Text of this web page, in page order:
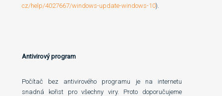
cz/help/4027667/windows-update-windows-10).
Antivirový program
Počítač bez antivirového programu je na internetu
snadná kořist pro všechny viry. Proto doporučujeme